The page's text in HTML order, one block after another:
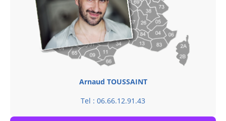
Arnaud TOUSSAINT
Tel : 06.66.12.91.43